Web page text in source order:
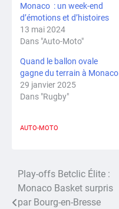
Monaco : un week-end
d’émotions et d’histoires
13 mai 2024
Dans "Auto-Moto"
Quand le ballon ovale
gagne du terrain à Monaco
29 janvier 2025
Dans "Rugby"
AUTO-MOTO
Navigation
de
Play-offs Betclic Élite :
Monaco Basket surpris
par Bourg-en-Bresse